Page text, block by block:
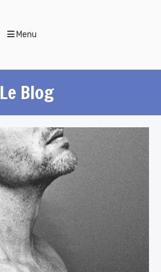
Menu
Le Blog